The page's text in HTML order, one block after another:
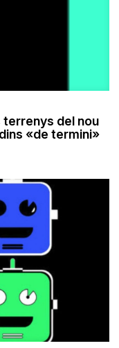
terrenys del nou
«de termini»